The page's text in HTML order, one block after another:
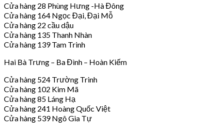
Cửa hàng 28 Phùng Hưng -Hà Đông
Cửa hàng 164 Ngọc Đại, Đại Mỗ
Cửa hàng 22 cầu dậu
Cửa hàng 135 Thanh Nhàn
Cửa hàng 139 Tam Trinh
Hai Bà Trưng – Ba Đình – Hoàn Kiếm
Cửa hàng 524 Trường Trinh
Cửa hàng 102 Kim Mã
Cửa hàng 85 Láng Hạ
Cửa hàng 241 Hoàng Quốc Việt
Cửa hàng 539 Ngô Gia Tự